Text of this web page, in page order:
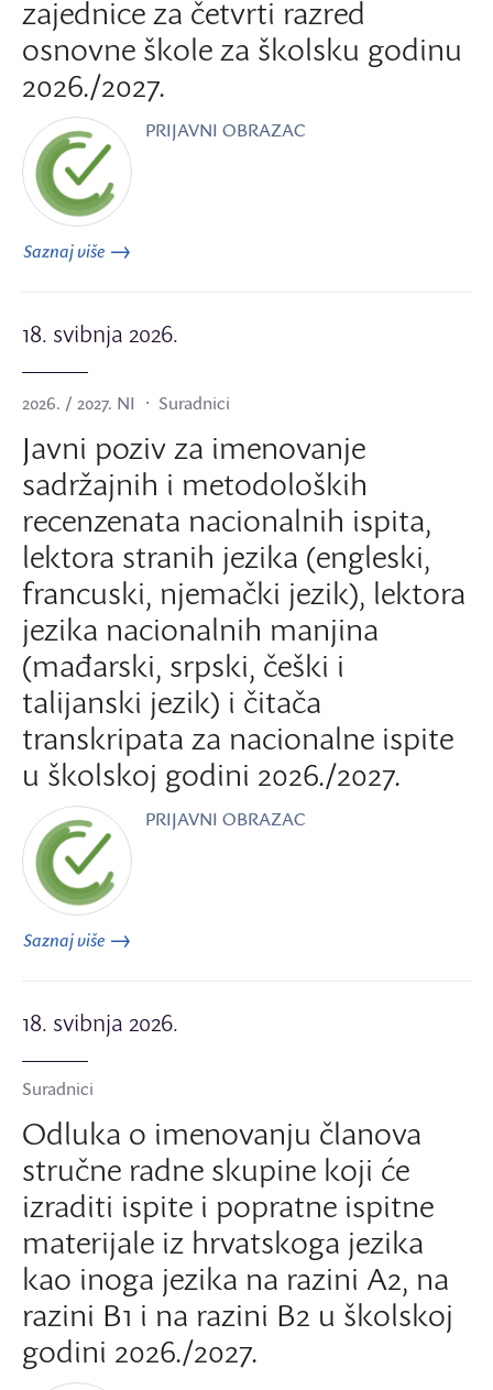
zajednice za četvrti razred
osnovne škole za školsku godinu
2026./2027.
PRIJAVNI OBRAZAC
Saznaj više
18. svibnja 2026.
2026. / 2027. NI Suradnici
Javni poziv za imenovanje
sadržajnih i metodoloških
recenzenata nacionalnih ispita,
lektora stranih jezika (engleski,
francuski, njemački jezik), lektora
jezika nacionalnih manjina
(mađarski, srpski, češki i
talijanski jezik) i čitača
transkripata za nacionalne ispite
u školskoj godini 2026./2027.
PRIJAVNI OBRAZAC
Saznaj više
18. svibnja 2026.
Suradnici
Odluka o imenovanju članova
stručne radne skupine koji će
izraditi ispite i popratne ispitne
materijale iz hrvatskoga jezika
kao inoga jezika na razini A2, na
razini B1 i na razini B2 u školskoj
godini 2026./2027.